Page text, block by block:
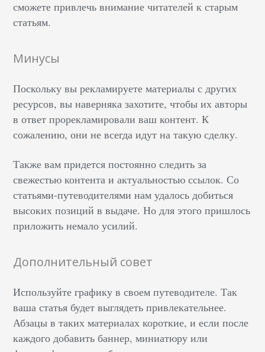
сможете привлечь внимание читателей к старым
статьям.
Минусы
Поскольку вы рекламируете материалы с других
ресурсов, вы наверняка захотите, чтобы их авторы
в ответ прорекламировали ваш контент. К
сожалению, они не всегда идут на такую сделку.
Также вам придется постоянно следить за
свежестью контента и актуальностью ссылок. Со
статьями-путеводителями нам удалось добиться
высоких позиций в выдаче. Но для этого пришлось
приложить немало усилий.
Дополнительный совет
Используйте графику в своем путеводителе. Так
ваша статья будет выглядеть привлекательнее.
Абзацы в таких материалах короткие, и если после
каждого добавить баннер, миниатюру или